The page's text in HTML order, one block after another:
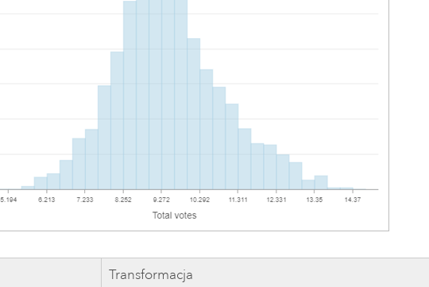
Transformacja